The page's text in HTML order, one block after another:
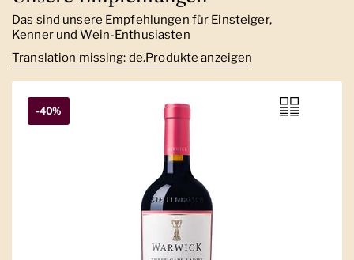
Das sind unsere Empfehlungen für Einsteiger,
Kenner und Wein-Enthusiasten
Translation missing: de.Produkte anzeigen
-40%